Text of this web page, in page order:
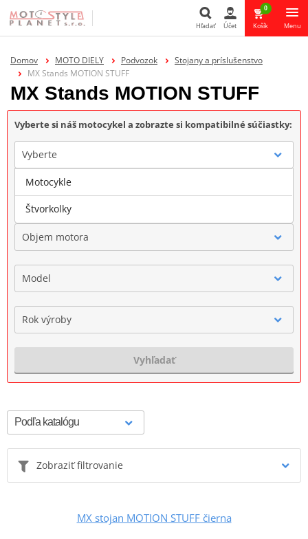
Hľadať
Hľadať Účet
0
Košík Menu
Domov MOTO DIELY Podvozok
Stojany a príslušenstvo
MX Stands MOTION STUFF
MX Stands MOTION STUFF
Vyberte si náš motocykel a zobrazte si kompatibilné súčiastky:
Vyberte
Značka
Objem motora
Model
Rok výroby
Vyhľadať
Zobraziť filtrovanie
MX stojan MOTION STUFF čierna
Motocykle
Štvorkolky